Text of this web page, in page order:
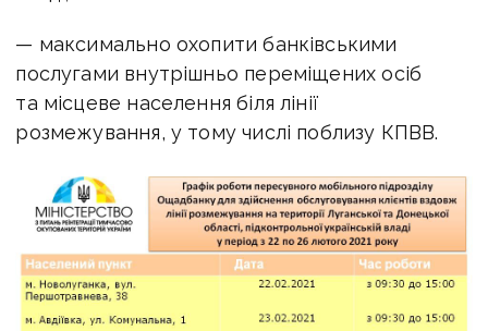
— максимально охопити банківськими
послугами внутрішньо переміщених осіб
та місцеве населення біля лінії
розмежування, у тому числі поблизу КПВВ.